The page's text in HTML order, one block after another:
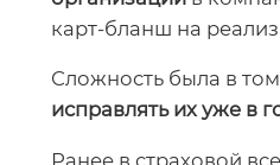
карт-бланш на
Сложность была в
исправлять их уже в
Ранее в страховой